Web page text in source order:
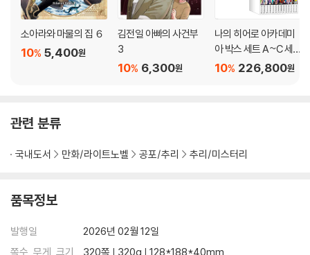
소아라와 마물의 집 ６
5,400원
10%
김전일 아빠의 사건부
3
6,300원
10%
나의 히어로 아카데미
아 박스 세트 A~C 세
트
226,800원
10%
관련 분류
국내도서 만화/라이트노벨 공포/추리 추리/미스터리
품목정보
발행일
2026년 02월 12일
쪽수, 무게, 크기
320쪽 | 320g | 128*188*40mm